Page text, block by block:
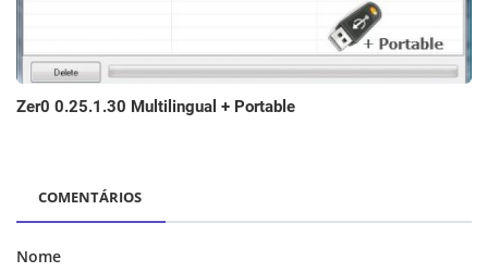
Zer0 0.25.1.30 Multilingual + Portable
COMENTÁRIOS
Nome